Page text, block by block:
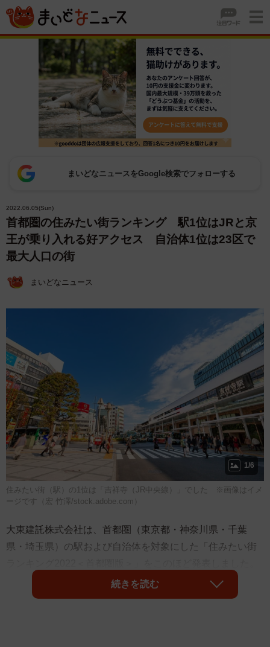
まいどなニュースをGoogle検索でフォローする
2022.06.05(Sun)
首都圏の住みたい街ランキング 駅1位はJRと京
王が乗り入れる好アクセス 自治体1位は23区で
最大人口の街
まいどなニュース
1/6
住みたい街（駅）の1位は「吉祥寺（JR中央線）」でした ※画像はイメ
ージです（宏 竹澤/stock.adobe.com）
大東建託株式会社は、首都圏（東京都・神奈川県・千葉
県・埼玉県）の駅および自治体を対象にした「住みたい街
首都圏居住の20歳以上の男女5万3853人を対象に聞いた調
査で、住みたい街（駅）の1位には「吉祥寺（JR中央
続きを読む